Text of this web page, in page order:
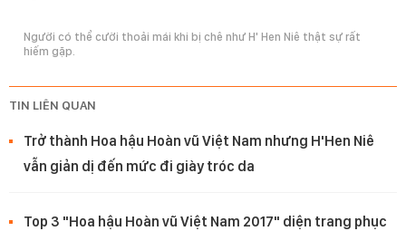
Người có thể cười thoải mái khi bị chê như H' Hen Niê thật sự rất
hiếm gặp.
TIN LIÊN QUAN
Trở thành Hoa hậu Hoàn vũ Việt Nam nhưng H'Hen Niê
vẫn giản dị đến mức đi giày tróc da
Top 3 "Hoa hậu Hoàn vũ Việt Nam 2017" diện trang phục